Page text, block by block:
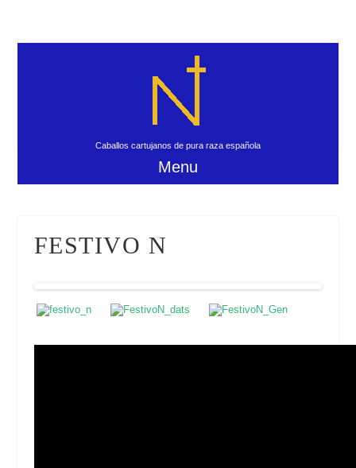
Caballos cartujanos de pura raza española
Menu
FESTIVO N